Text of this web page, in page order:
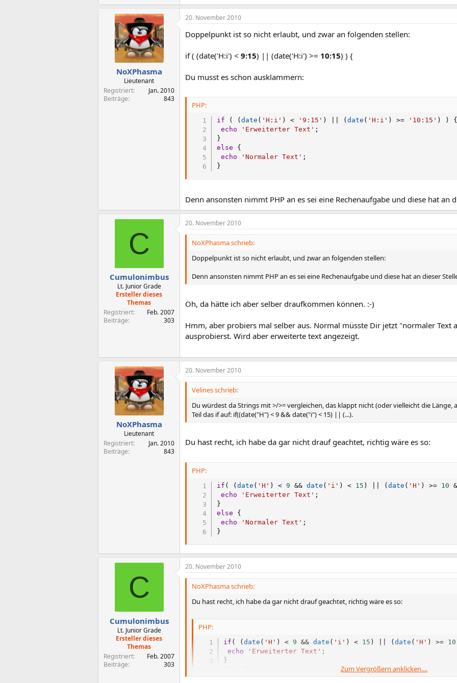
NoXPhasma
Lieutenant
Registriert
Jan. 2010
Beiträge
843
20. November 2010
Doppelpunkt ist so nicht erlaubt, und zwar an folgenden stellen:
if ( (date('H:i') < 9:15) || (date('H:i') >= 10:15) ) {
Du musst es schon ausklammern:
PHP:
if ( (date ( 'H:i' ) < '9:15' ) (date ( 'H:i' ) >= '10:15' ) )
echo
'Erweiterter Text' ;
}
else
{
echo
'Normaler Text' ;
}
Denn ansonsten nimmt PHP an es sei eine Rechenaufgabe und diese hat an
C
Cumulonimbus
Lt. Junior Grade
Ersteller dieses
Themas
Registriert
Feb. 2007
Beiträge
303
20. November 2010
NoXPhasma schrieb:
Doppelpunkt ist so nicht erlaubt, und zwar an folgenden stellen:
Denn ansonsten nimmt PHP an es sei eine Rechenaufgabe und diese hat an dieser
Oh, da hätte ich aber selber draufkommen können. :-)
Hmm, aber probiers mal selber aus. Normal müsste Dir jetzt "normaler Text
ausprobierst. Wird aber erweiterte text angezeigt.
NoXPhasma
Lieutenant
Registriert
Jan. 2010
Beiträge
843
20. November 2010
Velines schrieb:
Du würdest da Strings mit >/>= vergleichen, das klappt nicht (oder vielleicht die Länge,
Teil das if auf: if((date("H") < 9 && date("i") < 15) || (...).
Du hast recht, ich habe da gar nicht drauf geachtet, richtig wäre es so:
PHP:
if ( (date ( 'H' ) < 9 && date ( 'i' ) < 15 ) (date ( 'H' ) >= 10
echo
'Erweiterter Text' ;
}
else
{
echo
'Normaler Text' ;
}
C
Cumulonimbus
Lt. Junior Grade
Ersteller dieses
Themas
Registriert
Feb. 2007
Beiträge
303
20. November 2010
NoXPhasma schrieb:
Du hast recht, ich habe da gar nicht drauf geachtet, richtig wäre es so:
PHP:
if ( (date ( 'H' ) < 9 && date ( 'i' ) < 15 ) (date ( 'H' ) >= 10
echo
'Erweiterter Text' ;
}
echo 'Normaler Text';
Zum Vergrößern anklicken....